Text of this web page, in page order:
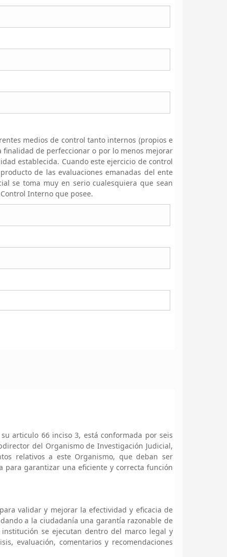
medios de control tanto internos (propios e
de perfeccionar o por lo menos mejorar
establecida. Cuando este ejercicio de control
de las evaluaciones emanadas del ente
se toma muy en serio cualesquiera que sean
Interno que posee.
articulo 66 inciso 3, está conformada por seis
del Organismo de Investigación Judicial,
relativos a este Organismo, que deban ser
garantizar una eficiente y correcta función
validar y mejorar la efectividad y eficacia de
a la ciudadanía una garantía razonable de
se ejecutan dentro del marco legal y
evaluación, comentarios y recomendaciones